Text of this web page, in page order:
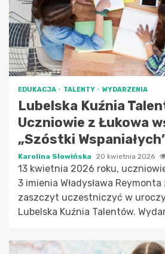
EDUKACJA TALENTY WYDARZENIA
Lubelska Kuźnia
Uczniowie z Łukowa
„Szóstki
Karolina Słowińska 20 kwietnia 2026
13 kwietnia 2026 roku,
3 imienia Władysława
zaszczyt uczestniczyć w
Lubelska Kuźnia Talentów.